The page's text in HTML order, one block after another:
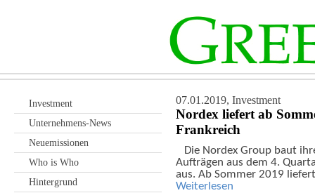
07.01.2019, Investment
Nordex liefert ab
Frankreich
Die Nordex Group baut
Aufträgen aus dem 4.
aus. Ab Sommer 2019
Weiterlesen
Investment
Unternehmens-News
Neuemissionen
Who is Who
Hintergrund